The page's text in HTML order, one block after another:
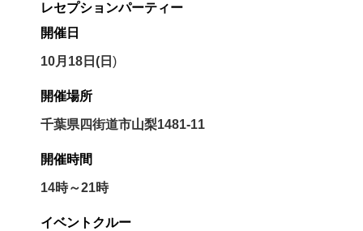
レセプションパーティー
開催日
10月18日(日 )
開催場所
千葉県四街道市山梨1481-11
開催時間
14時～21時
イベントクルー